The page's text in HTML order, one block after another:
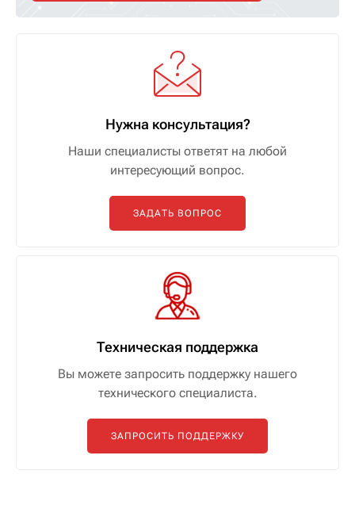
Нужна консультация?
Наши специалисты ответят на любой
интересующий вопрос.
ЗАДАТЬ ВОПРОС
Техническая поддержка
Вы можете запросить поддержку нашего
технического специалиста.
ЗАПРОСИТЬ ПОДДЕРЖКУ